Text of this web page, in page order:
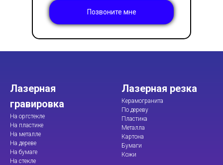
Позвоните мне
Лазерная
гравировка
На оргстекле
На пластике
На металле
На дереве
На бумаге
На стекле
Лазерная резка
Керамогранита
По дереву
Пластика
Металла
Картона
Бумаги
Кожи